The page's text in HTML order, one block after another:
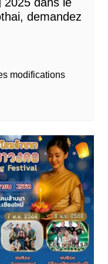
demandez
modifications